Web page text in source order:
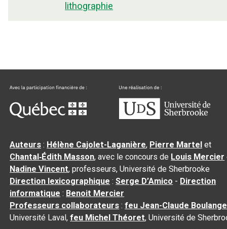
lithographie
Auteurs : Hélène Cajolet-Laganière, Pierre Martel et
Chantal‑Édith Masson, avec le concours de Louis Mercier
Nadine Vincent, professeurs, Université de Sherbrooke
Direction lexicographique :Serge D’Amico - Direction
informatique : Benoit Mercier
Professeurs collaborateurs :feu Jean-Claude
Université Laval,feu Michel Théoret, Université de